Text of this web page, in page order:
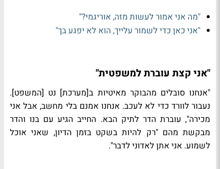
"מה אני אמור לעשות מזה, אוריגמי?"
"אני כאן כדי לשמור עלייך, הוא לא יפגע בך"
"אני קצת עוברת למשפטית"
"אנחנו סובלים מהבוקר מאיטיות ב[מערכת] נט [המשפט].
נעבור לוורד כדי לא לעכב. אנחנו אמנם בלי מחשב, אבל אני
מכירה", עוברת הדר לתיק הבא. החייב הגיע עם בנו והדר
מבקשת מהם "רק להיות בשקט בזמן הדיון, שאני אוכל
לשמוע. אני אתן לאדוני לדבר".